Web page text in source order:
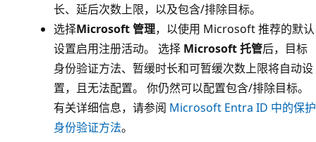
长、延后次数上限，以及包含/排除目标。
选择Microsoft 管理，以使用 Microsoft 推荐的默认
设置启用注册活动。 选择 Microsoft 托管后，目标
身份验证方法、暂缓时长和可暂缓次数上限将自动设
置，且无法配置。 你仍然可以配置包含/排除目标。
有关详细信息，请参阅 Microsoft Entra ID 中的保护
身份验证方法。